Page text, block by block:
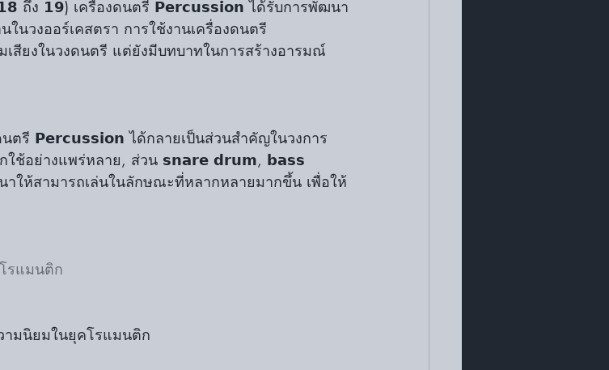
ถึง 𝟭𝟵) เครื่องดนตรี 𝗣𝗲𝗿𝗰𝘂𝘀𝘀𝗶𝗼𝗻 ได้รับการพัฒนา
ในวงออร์เคสตรา การใช้งานเครื่องดนตรี
สียงในวงดนตรี แต่ยังมีบทบาทในการสร้างอารมณ์
ตรี 𝗣𝗲𝗿𝗰𝘂𝘀𝘀𝗶𝗼𝗻 ได้กลายเป็นส่วนสำคัญในวงการ
ใช้อย่างแพร่หลาย, ส่วน 𝘀𝗻𝗮𝗿𝗲 𝗱𝗿𝘂𝗺, 𝗯𝗮𝘀𝘀
ห้สามารถเล่นในลักษณะที่หลากหลายมากขึ้น เพื่อให้
รแมนติก
ามนิยมในยุคโรแมนติก